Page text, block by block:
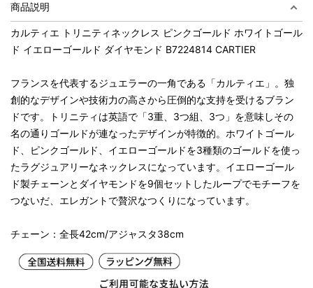
商品説明
カルティエ トリニティネックレス ピンクゴールド ホワイトゴール
ド イエローゴールド ダイヤモンド B7224814 CARTIER
フランスを代表するジュエラーの一角である「カルティエ」。独
創的なデザインや技術力の高さから圧倒的な支持を受けるブラン
ドです。トリニティは英語で「3重、3つ組、3つ」を意味しその
名の通りゴールドが連なったデザインが特徴的。ホワイトゴール
ド、ピンクゴールド、イエローゴールドを3種類のゴールドを使っ
たラグジュアリーなネックレスになっています。イエローゴール
ド製チェーンとダイヤモンドを9個セットしたループでモチーフを
つないだ、エレガントで贅沢なつくりになっています。
チェーン：全長42cm/アジャスタ38cm